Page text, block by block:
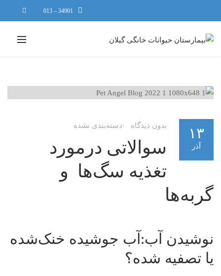
34901 – 013
۱۳
آذر
بدون دیدگاه دسته‌بندی نشده
سوالاتی درمورد
تغذیه سگ‌ها ‌ و
گربه‌ها
نوشیدن آب:آب جوشیده خنک‌شده
یا تصفیه شده؟